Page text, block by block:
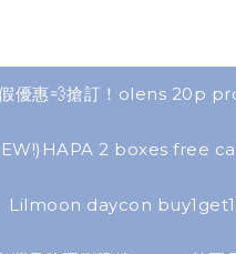
優惠💨搶訂！olens 20p
2 boxes free
Lilmoon daycon